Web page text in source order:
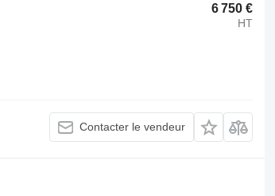
6 750 €
HT
Contacter le vendeur